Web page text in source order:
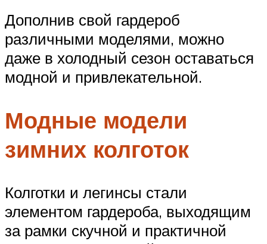
Дополнив свой гардероб
различными моделями, можно
даже в холодный сезон оставаться
модной и привлекательной.
Модные модели
зимних колготок
Колготки и легинсы стали
элементом гардероба, выходящим
за рамки скучной и практичной